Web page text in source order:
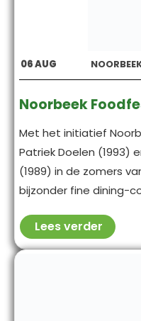
06AUG
Noorbeek
Met het initiatief
Patriek Doelen (1993)
(1989) in de zomers
bijzonder fine dining-
Lees verder